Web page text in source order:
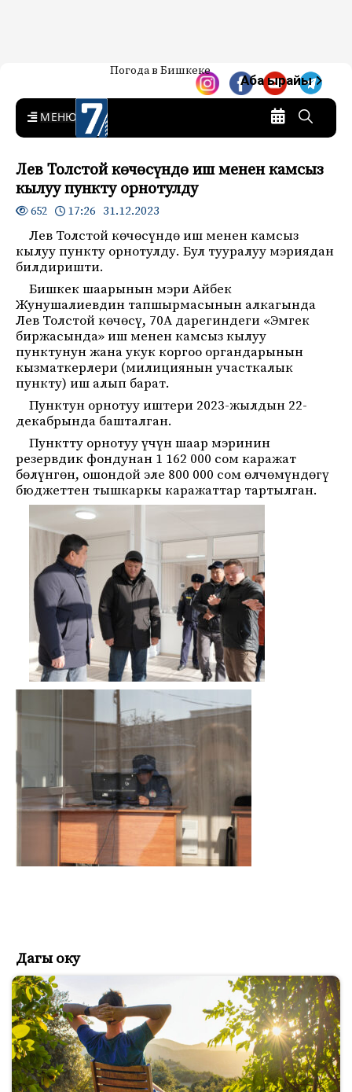
7-канал. Жаңылыктар —
Кыргызстан
Жаңылыктар — Кыргызстан
Погода в Бишкеке
Аба ырайы
MENU
Лев Толстой көчөсүндө иш менен камсыз
кылуу пункту орнотулду
652 17:26 31.12.2023
Лев Толстой көчөсүндө иш менен камсыз
кылуу пункту орнотулду. Бул тууралуу мэриядан
билдиришти.
Бишкек шаарынын мэри Айбек
Жунушалиевдин тапшырмасынын алкагында
Лев Толстой көчөсү, 70А дарегиндеги «Эмгек
биржасында» иш менен камсыз кылуу
пунктунун жана укук коргоо органдарынын
кызматкерлери (милициянын участкалык
пункту) иш алып барат.
Пунктун орнотуу иштери 2023-жылдын 22-
декабрында башталган.
Пунктту орнотуу үчүн шаар мэринин
резервдик фондунан 1 162 000 сом каражат
бөлүнгөн, ошондой эле 800 000 сом өлчөмүндөгү
бюджеттен тышкаркы каражаттар тартылган.
Дагы оку